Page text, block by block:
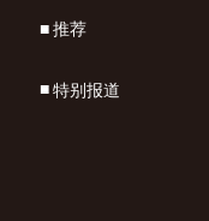
推荐
特别报道